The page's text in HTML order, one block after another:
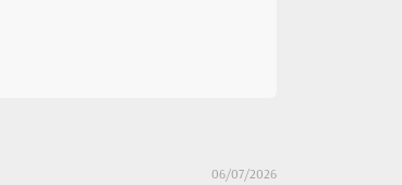
06/07/2026